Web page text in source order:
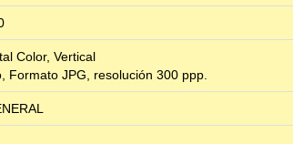
Color, Vertical
Formato JPG, resolución 300 ppp.